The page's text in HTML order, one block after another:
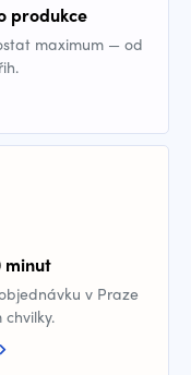
produkce
maximum — od
minut
v Praze